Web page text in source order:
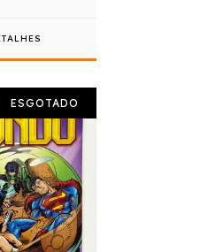
ESGOTADO